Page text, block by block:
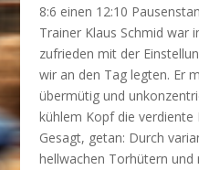
8:6 einen 12:10
Trainer Klaus Schmid war
zufrieden mit der
wir an den Tag legten. Er
übermütig und
kühlem Kopf die verdiente
Gesagt, getan: Durch
hellwachen Torhütern und